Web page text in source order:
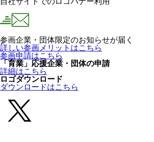
参画企業・団体限定のお知らせが届く
詳しい参画メリットはこちら
参画申請はこちら
「育業」応援企業・団体の申請
詳細はこちら
ロゴダウンロード
ダウンロードはこちら